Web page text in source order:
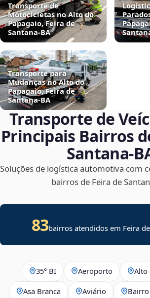
Transporte de
Motocicletas no Alto do
Papagaio, Feira de
Santana‑BA
Transporte para
Mudanças no Alto do
Papagaio, Feira de
Santana‑BA
Transporte de
Principais Bairros
Soluções de logística automotiva com
bairros de Feira de
83bairros atendidos em Feira
35° BI Aeroporto Alto
Asa Branca Aviário